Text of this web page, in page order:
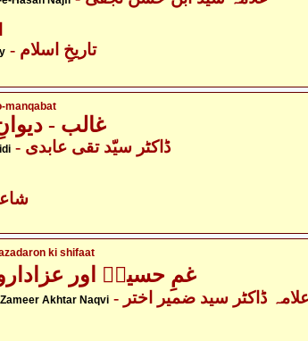
- تاریخِ اسلام
manqabat
غالب -
- ڈاکٹر سیّد تقی عابدی
-
ki shifaat
غمِ حسینؑ اور
Akhtar Naqvi - علامہ ڈاکٹر سید ضمیر اختر